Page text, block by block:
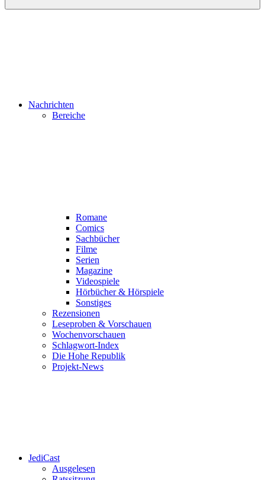
Nachrichten
Bereiche
Romane
Comics
Sachbücher
Filme
Serien
Magazine
Videospiele
Hörbücher & Hörspiele
Sonstiges
Rezensionen
Leseproben & Vorschauen
Wochenvorschauen
Schlagwort-Index
Die Hohe Republik
Projekt-News
JediCast
Ausgelesen